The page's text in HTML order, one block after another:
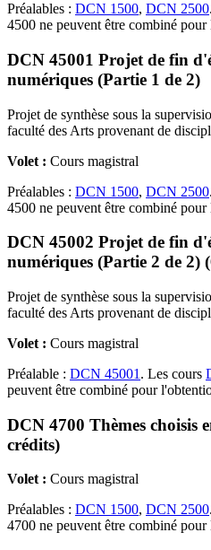
Préalables : DCN 1500, DCN 2500
4500 ne peuvent être combiné
DCN 45001 Projet de fin
numériques (Partie 1 de 2)
Projet de synthèse sous la
faculté des Arts provenant de
Volet : Cours magistral
Préalables : DCN 1500, DCN 2500
4500 ne peuvent être combiné
DCN 45002 Projet de fin
numériques (Partie 2 de 2)
Projet de synthèse sous la
faculté des Arts provenant de
Volet : Cours magistral
Préalable : DCN 45001 . Les cours
peuvent être combiné pour
DCN 4700 Thèmes choisis
crédits)
Volet : Cours magistral
Préalables : DCN 1500, DCN 2500
4700 ne peuvent être combiné